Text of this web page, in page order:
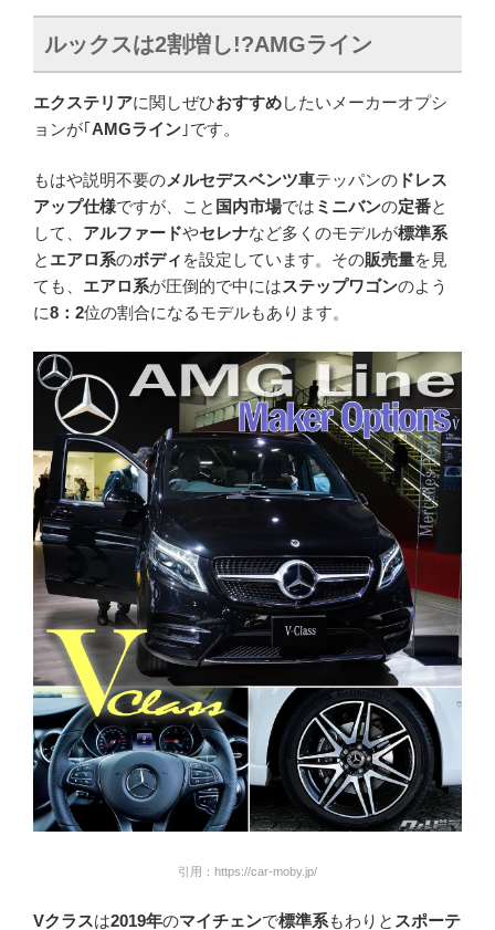
ルックスは2割増し!?AMGライン
エクステリアに関しぜひおすすめしたいメーカーオプシ
ョンが｢AMGライン ｣です。
もはや説明不要のメルセデスベンツ車テッパンの ドレス
アップ仕様ですが、こと 国内市場では ミニバンの定番と
して、 アルファードやセレナなど多くのモデルが標準系
と エアロ系のボディ を設定しています。その販売量を見
ても、 エアロ系が圧倒的で中にはステップワゴンのよう
に8：2位の割合になるモデルもあります。
引用：https://car-moby.jp/
Vクラスは2019年のマイチェンで標準系もわりと スポーテ